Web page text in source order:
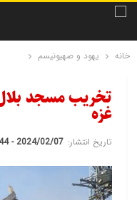
خانه یهود و صهیونیسم
تخریب مسجد
غزه
تاریخ انتشار: 2024/02/07 - 9:44 ق.ظ